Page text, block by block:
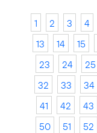
1 2 3 4
13
14 15
23
24 25
32
33 34
41
42 43
50
51 52